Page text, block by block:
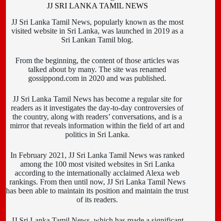
JJ SRI LANKA TAMIL NEWS
JJ Sri Lanka Tamil News, popularly known as the most
visited website in Sri Lanka, was launched in 2019 as a
Sri Lankan Tamil blog.
From the beginning, the content of those articles was
talked about by many. The site was renamed
gossippond.com in 2020 and was published.
JJ Sri Lanka Tamil News has become a regular site for
readers as it investigates the day-to-day controversies of
the country, along with readers’ conversations, and is a
mirror that reveals information within the field of art and
politics in Sri Lanka.
In February 2021, JJ Sri Lanka Tamil News was ranked
among the 100 most visited websites in Sri Lanka
according to the internationally acclaimed Alexa web
rankings. From then until now, JJ Sri Lanka Tamil News
has been able to maintain its position and maintain the trust
of its readers.